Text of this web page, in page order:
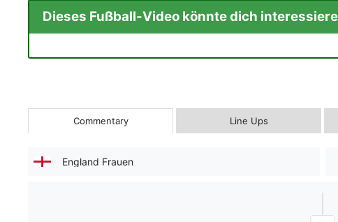
Dieses Fußball-Video könnte dich
Commentary Line Ups
England Frauen